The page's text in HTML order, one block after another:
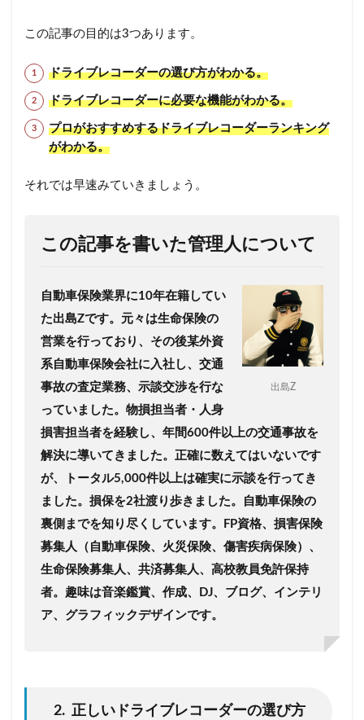
この記事の目的は3つあります。
ドライブレコーダーの選び方がわかる。
ドライブレコーダーに必要な機能がわかる。
プロがおすすめするドライブレコーダーランキング
がわかる。
それでは早速みていきましょう。
この記事を書いた管理人について
出島Z
自動車保険業界に10年在籍してい
た出島Zです。 元々は生命保険の
営業を行っており、その後某外資
系自動車保険会社に入社し、交通
事故の査定業務、示談交渉を行な
っていました。 物損担当者・人身
損害担当者を経験し、年間600件以上の交通事故を
解決に導いてきました。 正確に数えてはいないです
が、トータル5,000件以上は確実に示談を行ってき
ました。 損保を2社渡り歩きました。自動車保険の
裏側までを知り尽くしています。
FP資格、損害保険
募集人（自動車保険、火災保険、傷害疾病保険）、
生命保険募集人、共済募集人、高校教員免許保持
者。趣味は音楽鑑賞、作成、DJ、ブログ、インテリ
ア、グラフィックデザインです。
2. 正しいドライブレコーダーの選び方